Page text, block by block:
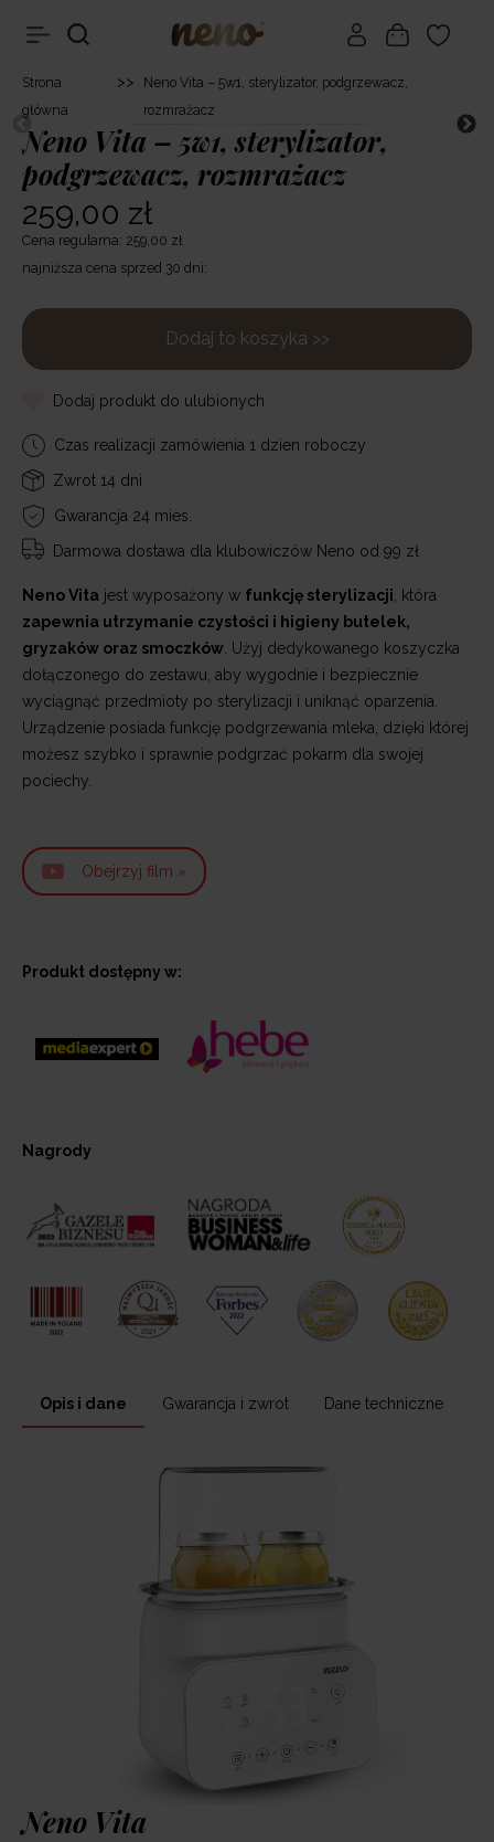
Strona
główna
>>
Neno Vita – 5w1, sterylizator, podgrzewacz,
rozmrażacz
Neno Vita – 5w1, sterylizator,
podgrzewacz, rozmrażacz
259,00 zł
Cena regularna: 259,00 zł
najniższa cena sprzed 30 dni:
Dodaj to koszyka >>
Dodaj produkt do ulubionych
Czas realizacji zamówienia 1 dzien roboczy
Zwrot 14 dni
Gwarancja 24 mies.
Darmowa dostawa dla klubowiczów Neno od 99 zł
Neno Vita jest wyposażony w funkcję sterylizacji, która
zapewnia utrzymanie czystości i higieny butelek,
gryzaków oraz smoczków. Użyj dedykowanego koszyczka
dołączonego do zestawu, aby wygodnie i bezpiecznie
wyciągnąć przedmioty po sterylizacji i uniknąć oparzenia.
Urządzenie posiada funkcję podgrzewania mleka, dzięki której
możesz szybko i sprawnie podgrzać pokarm dla swojej
pociechy.
Obejrzyj film »
Produkt dostępny w:
Nagrody
Opis i dane Gwarancja i zwrot Dane techniczne
Neno Vita